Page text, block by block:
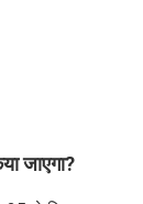
जाएगा?